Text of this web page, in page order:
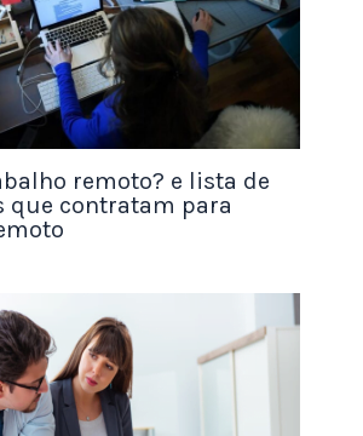
e uma ótima maneira de
extra. A melhor parte é
tudo no conforto da sua casa.
precisa fazer é promover seu link
de indicação hoje mesmo?
referência são comuns para as
os clientes por
remoto? e lista de
que contratam para